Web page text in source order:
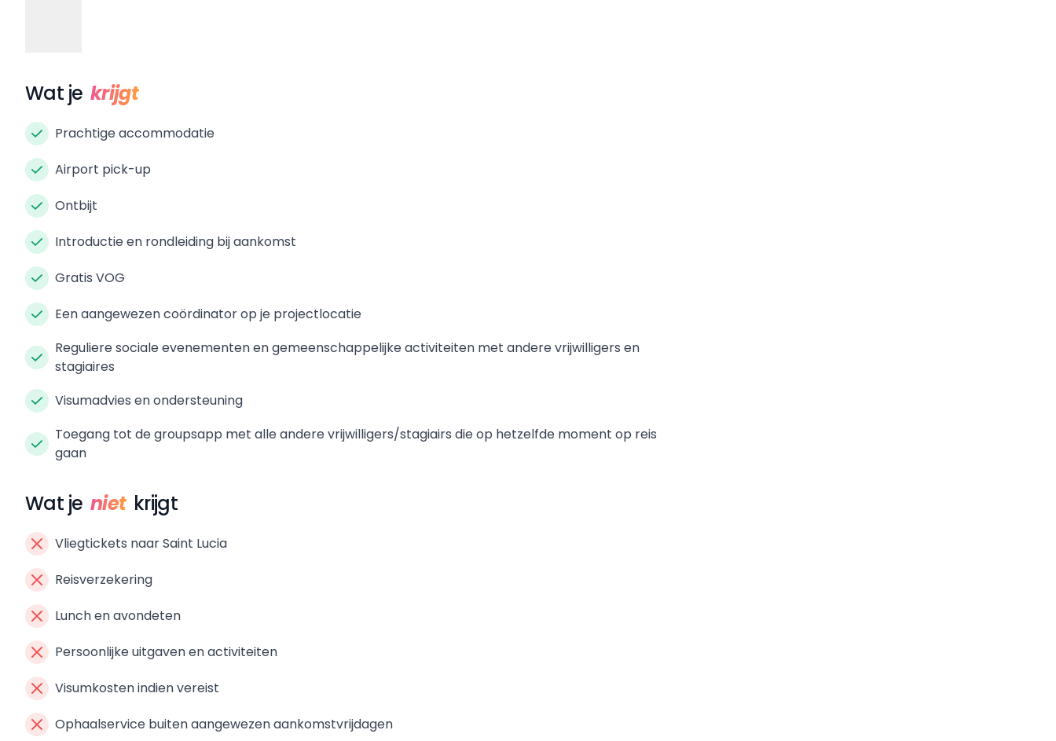
Wat je krijgt
Prachtige accommodatie
Airport pick-up
Ontbijt
Introductie en rondleiding bij aankomst
Gratis VOG
Een aangewezen coördinator op je projectlocatie
Reguliere sociale evenementen en gemeenschappelijke activiteiten met andere vrijwilligers en
stagiaires
Visumadvies en ondersteuning
Toegang tot de groupsapp met alle andere vrijwilligers/stagiairs die op hetzelfde moment op reis
gaan
Wat je niet krijgt
Vliegtickets naar Saint Lucia
Reisverzekering
Lunch en avondeten
Persoonlijke uitgaven en activiteiten
Visumkosten indien vereist
Ophaalservice buiten aangewezen aankomstvrijdagen